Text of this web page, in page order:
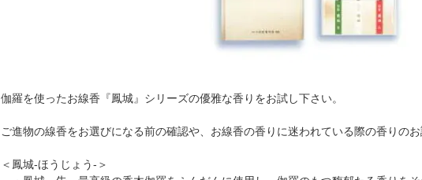
伽羅を使ったお線香『鳳城』シリーズの優雅な香りをお試し下さい。
ご進物の線香をお選びになる前の確認や、お線香の香りに迷われている際の香りのお
＜鳳城-ほうじょう-＞